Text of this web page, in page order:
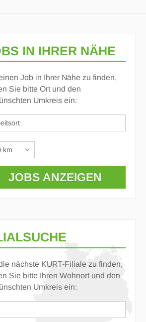
IN IHRER NÄHE
Job in Ihrer Nähe zu finden,
Sie bitte Ort und den
Umkreis ein:
nächste KURT-Filiale zu finden,
Sie bitte Ihren Wohnort und den
Umkreis ein: